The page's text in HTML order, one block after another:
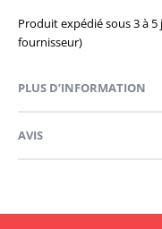
Produit expédié sous 3 à
fournisseur)
PLUS D’INFORMATION
AVIS